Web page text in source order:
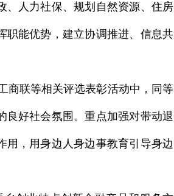
、人力社保、规划自然资源、住房
职能优势，建立协调推进、信息共
商联等相关评选表彰活动中，同等
良好社会氛围。重点加强对带动退
用，用身边人身边事教育引导身边